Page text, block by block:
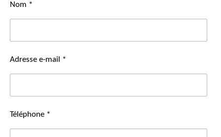
Nom *
Adresse e-mail *
Téléphone *